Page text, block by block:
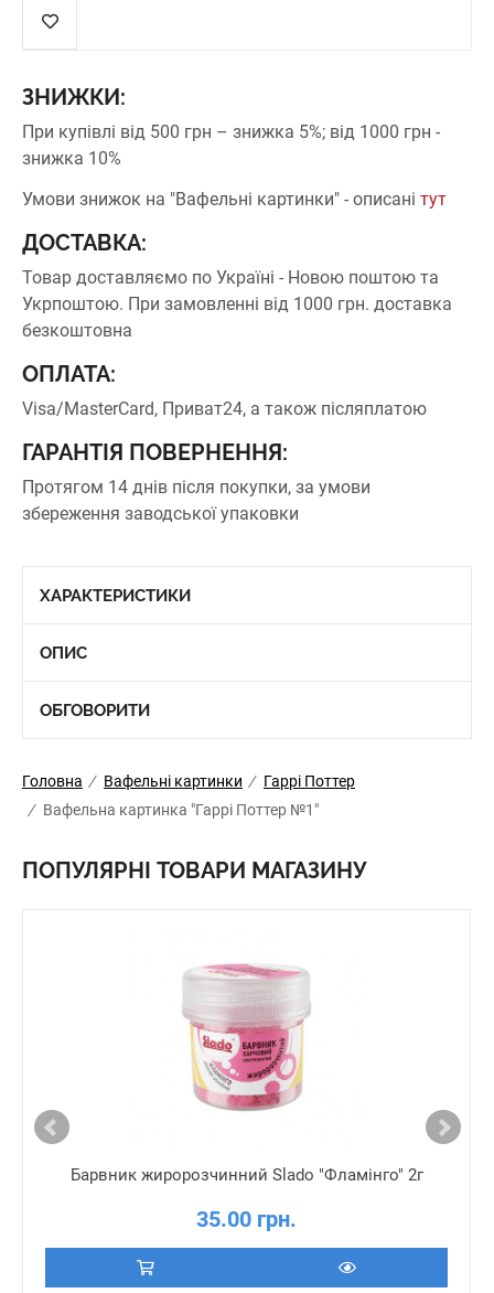
ЗНИЖКИ:
При купівлі від 500 грн – знижка 5%; від 1000 грн -
знижка 10%
Умови знижок на "Вафельні картинки" - описані тут
ДОСТАВКА:
Товар доставляємо по Україні - Новою поштою та
Укрпоштою. При замовленні від 1000 грн. доставка
безкоштовна
ОПЛАТА:
Visa/MasterCard, Приват24, а також післяплатою
ГАРАНТІЯ ПОВЕРНЕННЯ:
Протягом 14 днів після покупки, за умови
збереження заводської упаковки
ХАРАКТЕРИСТИКИ
ОПИС
ОБГОВОРИТИ
Головна / Вафельні картинки / Гаррі Поттер
/ Вафельна картинка "Гаррі Поттер №1"
ПОПУЛЯРНІ ТОВАРИ МАГАЗИНУ
Барвник жиророзчинний Slado "Фламінго" 2г
35.00 грн.